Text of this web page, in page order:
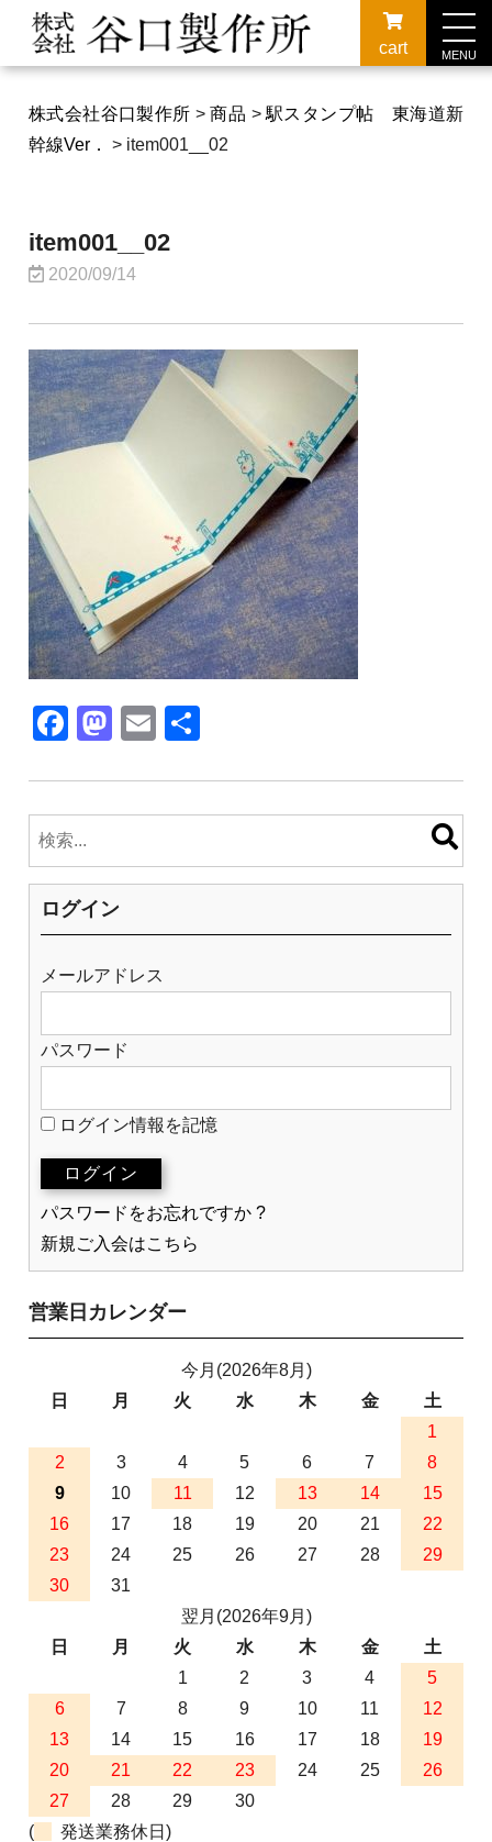
cart MENU
株式会社谷口製作所 >商品 >駅スタンプ帖 東海道新
幹線Ver．
> item001__02
item001__02
2020/09/14
F
c
e
b
o
o
k
M
st
o
d
o
n
E
ail
ログイン
メールアドレス
パスワード
ログイン情報を記憶
パスワードをお忘れですか ?
新規ご入会はこちら
営業日カレンダー
今月(2026年8月)
日
月 火 水 木 金
土
1
2
3 4 5 6 7
8
9
10 11 12 13 14
15
16
17 18 19 20 21
22
23
24 25 26 27 28
29
30
31
翌月(2026年9月)
日
月 火 水 木 金
土
1
2 3 4
5
6
7 8 9 10 11
12
13
14 15 16 17 18
19
20
21 22 23 24 25
26
27
28 29
30
(
発送業務休日)